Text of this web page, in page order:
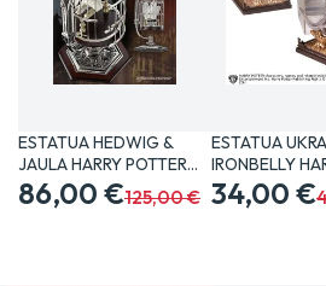
ESTATUA HEDWIG &
JAULA HARRY POTTER
20 CM…
86,00 €125,00 €
ESTATUA
IRONBELLY
POTTER 19…
34,00 €